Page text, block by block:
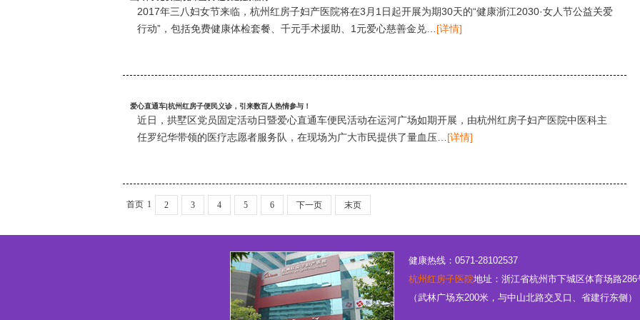
2017年三八妇女节来临，杭州红房子妇产医院将在3月1日起开展为期30天的“健康浙江2030·女人节公益关爱
行动”，包括免费健康体检套餐、千元手术援助、1元爱心慈善金兑… [详情]
爱心直通车|杭州红房子便民义诊，引来数百人热情参与！
近日，拱墅区党员固定活动日暨爱心直通车便民活动在运河广场如期开展，由杭州红房子妇产医院中医科主
任罗纪华带领的医疗志愿者服务队，在现场为广大市民提供了量血压… [详情]
首页 1 2 3 4 5 6 下一页 末页
健康热线：0571-28102537
杭州红房子医院地址：浙江省杭州市下城区体育场路286
（武林广场东200米，与中山北路交叉口、省建行东侧）